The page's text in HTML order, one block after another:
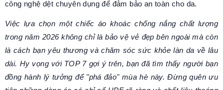
công nghệ dệt chuyên dụng để đảm bảo an toàn cho da.
Việc lựa chọn một chiếc áo khoác chống nắng chất lượng
trong năm 2026 không chỉ là bảo vệ vẻ đẹp bên ngoài mà còn
là cách bạn yêu thương và chăm sóc sức khỏe làn da về lâu
dài. Hy vọng với TOP 7 gợi ý trên, bạn đã tìm thấy người bạn
đồng hành lý tưởng để "phá đảo" mùa hè này. Đừng quên ưu